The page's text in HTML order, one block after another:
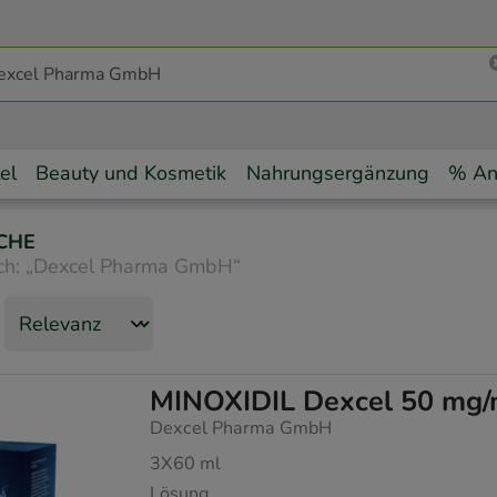
Beauty und Kosmetik Nahrungsergänzung %
„Dexcel Pharma GmbH“
MINOXIDIL Dexcel 50
Dexcel Pharma GmbH
3X60 ml